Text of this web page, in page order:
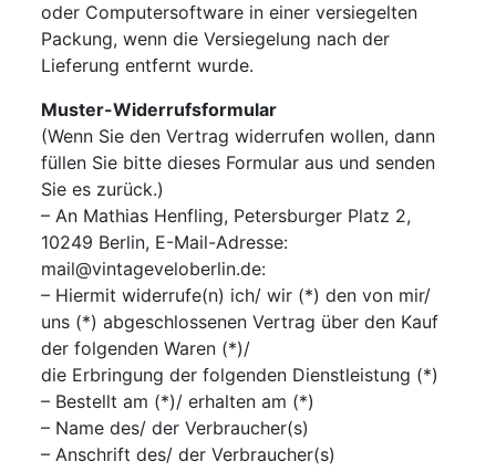
oder Computersoftware in einer versiegelten
Packung, wenn die Versiegelung nach der
Lieferung entfernt wurde.
Muster-Widerrufsformular
(Wenn Sie den Vertrag widerrufen wollen, dann
füllen Sie bitte dieses Formular aus und senden
Sie es zurück.)
– An Mathias Henfling, Petersburger Platz 2,
10249 Berlin, E-Mail-Adresse:
mail@vintageveloberlin.de:
– Hiermit widerrufe(n) ich/ wir (*) den von mir/
uns (*) abgeschlossenen Vertrag über den Kauf
der folgenden Waren (*)/
die Erbringung der folgenden Dienstleistung (*)
– Bestellt am (*)/ erhalten am (*)
– Name des/ der Verbraucher(s)
– Anschrift des/ der Verbraucher(s)